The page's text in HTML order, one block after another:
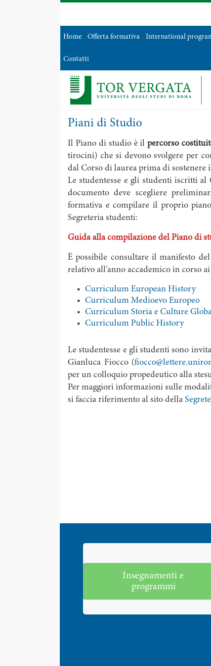
Home Offerta formativa International
Contatti
Piani di Studio
Il Piano di studio è ilpercorso
tirocini) che si devono svolgere per
dal Corso di laurea prima di sostenere
Le studentesse e gli studenti iscritti
documento deve scegliere
formativa e compilare il proprio
Segreteria studenti:
Guida alla compilazione del Piano di
È possibile consultare il manifesto
relativo all’anno accademico in corso
Curriculum European History
Curriculum Medioevo Europeo
Curriculum Storia e Culture
Curriculum Public History
Le studentesse e gli studenti sono
Gianluca Fiocco (
per un colloquio propedeutico alla
Per maggiori informazioni sulle
si faccia riferimento al sito della
Insegnamenti e
programmi